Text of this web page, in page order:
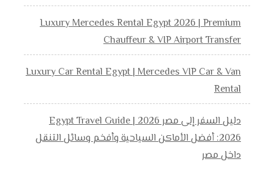
Luxury Mercedes Rental Egypt 2026 | Premium
Chauffeur & VIP Airport Transfer
Luxury Car Rental Egypt | Mercedes VIP Car & Van
Rental
دليل السفر إلى مصر 2026 | Egypt Travel Guide
2026: أفضل الأماكن السياحية وأفخم وسائل التنقل
داخل مصر